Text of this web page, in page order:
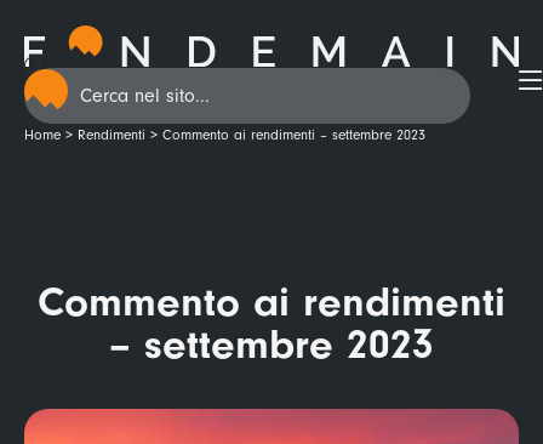
Home > Rendimenti > Commento ai rendimenti – settembre 2023
Commento ai rendimenti
– settembre 2023